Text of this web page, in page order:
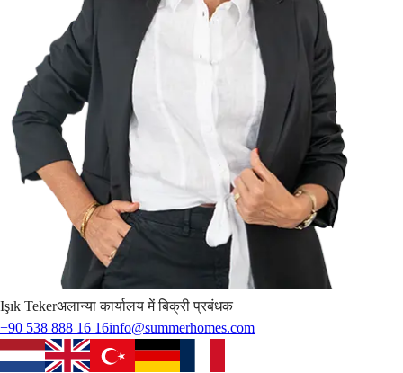
Işık Tekerअलान्या कार्यालय में बिक्री प्रबंधक
+90 538 888 16 16info@summerhomes.com